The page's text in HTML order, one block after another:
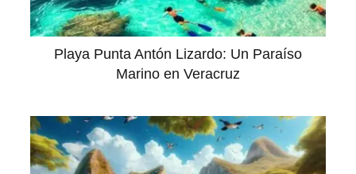
Playa Punta Antón Lizardo: Un Paraíso
Marino en Veracruz